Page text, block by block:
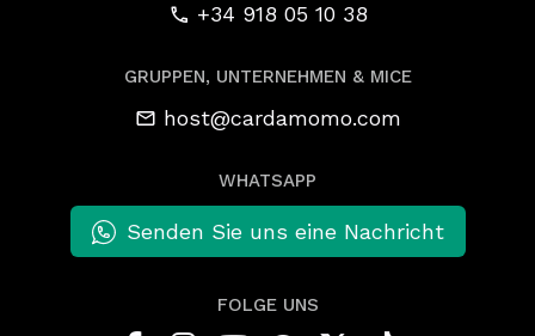
+34 918 05 10 38
GRUPPEN, UNTERNEHMEN & MICE
host@cardamomo.com
WHATSAPP
Senden Sie uns eine Nachricht
FOLGE UNS